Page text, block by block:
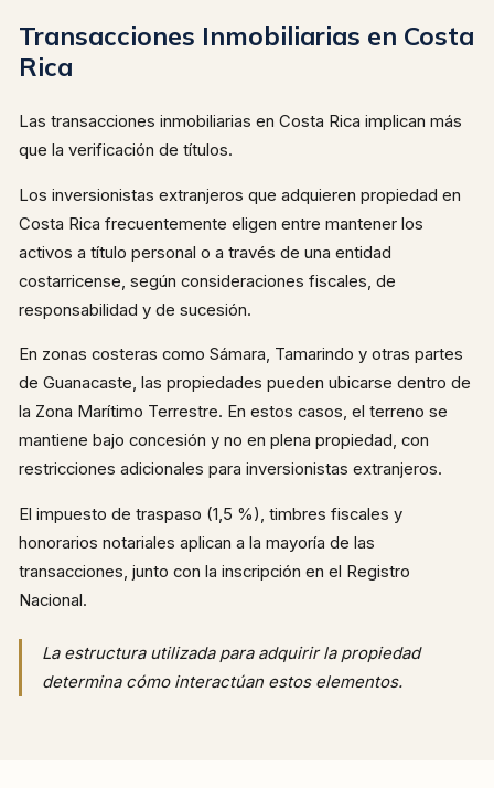
Transacciones Inmobiliarias en Costa
Rica
Las transacciones inmobiliarias en Costa Rica implican más
que la verificación de títulos.
Los inversionistas extranjeros que adquieren propiedad en
Costa Rica frecuentemente eligen entre mantener los
activos a título personal o a través de una entidad
costarricense, según consideraciones fiscales, de
responsabilidad y de sucesión.
En zonas costeras como Sámara, Tamarindo y otras partes
de Guanacaste, las propiedades pueden ubicarse dentro de
la Zona Marítimo Terrestre. En estos casos, el terreno se
mantiene bajo concesión y no en plena propiedad, con
restricciones adicionales para inversionistas extranjeros.
El impuesto de traspaso (1,5 %), timbres fiscales y
honorarios notariales aplican a la mayoría de las
transacciones, junto con la inscripción en el Registro
Nacional.
La estructura utilizada para adquirir la propiedad
determina cómo interactúan estos elementos.